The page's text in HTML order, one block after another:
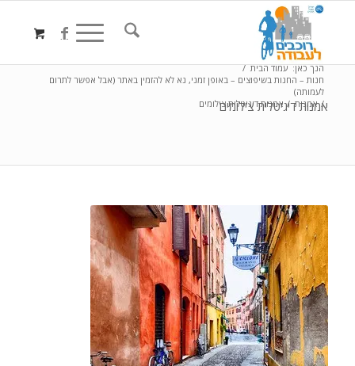
אמנות דיגיטלית צילומים
הנך כאן: עמוד הבית /
חנות – החנות בשיפוצים – באופן זמני, נא לא להזמין באתר (אבל אפשר לתרום
לעמותה)
/ אמנות / אמנות דיגיטלית צילומים